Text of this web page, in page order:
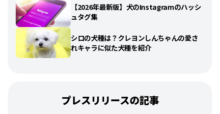
【2026年最新版】犬のInstagramのハッシ
ュタグ集
シロの犬種は？クレヨンしんちゃんの愛さ
れキャラに似た犬種を紹介
プレスリリースの記事